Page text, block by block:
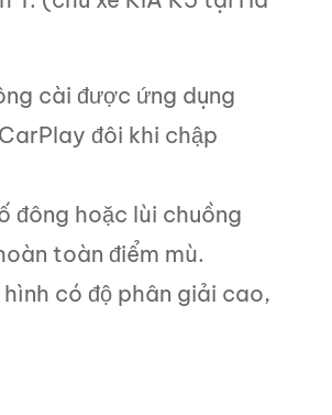
cài được ứng dụng
đôi khi chập
đông hoặc lùi chuồng
toàn điểm mù.
có độ phân giải cao,